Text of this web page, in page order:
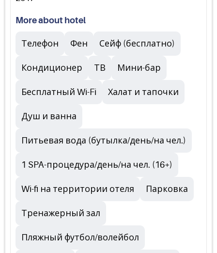
More about hotel
Телефон Фен Сейф (бесплатно)
Кондиционер ТВ Мини-бар
Бесплатный Wi-Fi Халат и тапочки
Душ и ванна
Питьевая вода (бутылка/день/на чел.)
1 SPA-процедура/день/на чел. (16+)
Wi-fi на территории отеля Парковка
Тренажерный зал
Пляжный футбол/волейбол